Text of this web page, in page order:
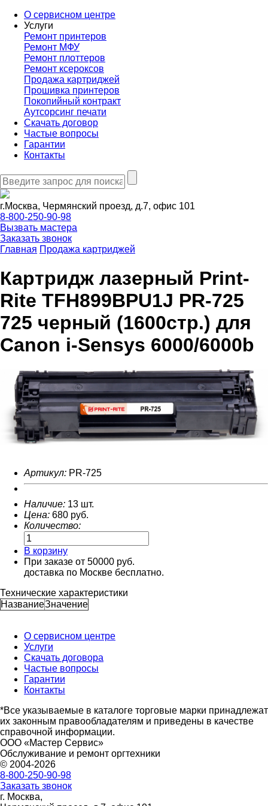
О сервисном центре
Услуги
Ремонт принтеров
Ремонт МФУ
Ремонт плоттеров
Ремонт ксероксов
Продажа картриджей
Прошивка принтеров
Покопийный контракт
Аутсорсинг печати
Скачать договор
Частые вопросы
Гарантии
Контакты
г.Москва, Чермянский проезд, д.7, офис 101
8-800-250-90-98
Вызвать мастера
Заказать звонок
Главная Продажа картриджей
Картридж лазерный Print-
Rite TFH899BPU1J PR-725
725 черный (1600стр.) для
Canon i-Sensys 6000/6000b
Артикул: PR-725
Наличие: 13 шт.
Цена: 680 руб.
Количество:
В корзину
При заказе от 50000 руб.
доставка по Москве бесплатно.
Технические характеристики
НазваниеЗначение
О сервисном центре
Услуги
Скачать договора
Частые вопросы
Гарантии
Контакты
*Все указываемые в каталоге торговые марки принадлежат
их законным правообладателям и приведены в качестве
справочной информации.
ООО «Мастер Сервис»
Обслуживание и ремонт оргтехники
© 2004-2026
8-800-250-90-98
Заказать звонок
г. Москва,